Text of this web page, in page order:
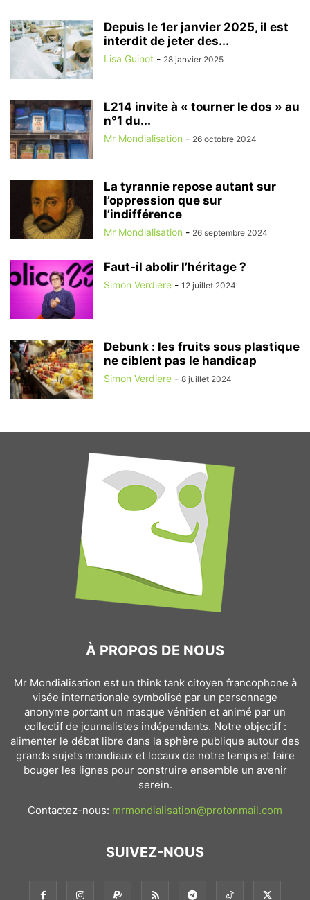
Depuis le 1er janvier 2025, il est
interdit de jeter des...
Lisa Guinot - 28 janvier 2025
L214 invite à « tourner le dos » au
n°1 du...
Mr Mondialisation - 26 octobre 2024
La tyrannie repose autant sur
l’oppression que sur
l’indifférence
Mr Mondialisation - 26 septembre 2024
Faut-il abolir l’héritage ?
Simon Verdiere - 12 juillet 2024
Debunk : les fruits sous plastique
ne ciblent pas le handicap
Simon Verdiere - 8 juillet 2024
À PROPOS DE NOUS
Mr Mondialisation est un think tank citoyen francophone à
visée internationale symbolisé par un personnage
anonyme portant un masque vénitien et animé par un
collectif de journalistes indépendants. Notre objectif :
alimenter le débat libre dans la sphère publique autour des
grands sujets mondiaux et locaux de notre temps et faire
bouger les lignes pour construire ensemble un avenir
serein.
Contactez-nous: mrmondialisation@protonmail.com
SUIVEZ-NOUS